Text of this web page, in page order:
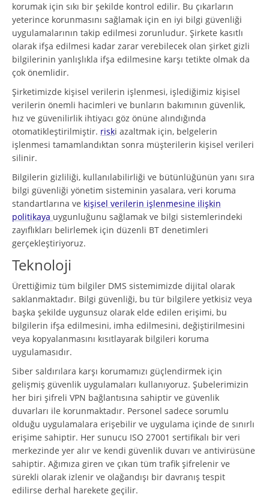
korumak için sıkı bir şekilde kontrol edilir. Bu çıkarların
yeterince korunmasını sağlamak için en iyi bilgi güvenliği
uygulamalarının takip edilmesi zorunludur. Şirkete kasıtlı
olarak ifşa edilmesi kadar zarar verebilecek olan şirket gizli
bilgilerinin yanlışlıkla ifşa edilmesine karşı tetikte olmak da
çok önemlidir.
Şirketimizde kişisel verilerin işlenmesi, işlediğimiz kişisel
verilerin önemli hacimleri ve bunların bakımının güvenlik,
hız ve güvenilirlik ihtiyacı göz önüne alındığında
otomatikleştirilmiştir. riski azaltmak için, belgelerin
işlenmesi tamamlandıktan sonra müşterilerin kişisel verileri
silinir.
Bilgilerin gizliliği, kullanılabilirliği ve bütünlüğünün yanı sıra
bilgi güvenliği yönetim sisteminin yasalara, veri koruma
standartlarına ve kişisel verilerin işlenmesine ilişkin
politikaya uygunluğunu sağlamak ve bilgi sistemlerindeki
zayıflıkları belirlemek için düzenli BT denetimleri
gerçekleştiriyoruz.
Teknoloji
Ürettiğimiz tüm bilgiler DMS sistemimizde dijital olarak
saklanmaktadır. Bilgi güvenliği, bu tür bilgilere yetkisiz veya
başka şekilde uygunsuz olarak elde edilen erişimi, bu
bilgilerin ifşa edilmesini, imha edilmesini, değiştirilmesini
veya kopyalanmasını kısıtlayarak bilgileri koruma
uygulamasıdır.
Siber saldırılara karşı korumamızı güçlendirmek için
gelişmiş güvenlik uygulamaları kullanıyoruz. Şubelerimizin
her biri şifreli VPN bağlantısına sahiptir ve güvenlik
duvarları ile korunmaktadır. Personel sadece sorumlu
olduğu uygulamalara erişebilir ve uygulama içinde de sınırlı
erişime sahiptir. Her sunucu ISO 27001 sertifikalı bir veri
merkezinde yer alır ve kendi güvenlik duvarı ve antivirüsüne
sahiptir. Ağımıza giren ve çıkan tüm trafik şifrelenir ve
sürekli olarak izlenir ve olağandışı bir davranış tespit
edilirse derhal harekete geçilir.